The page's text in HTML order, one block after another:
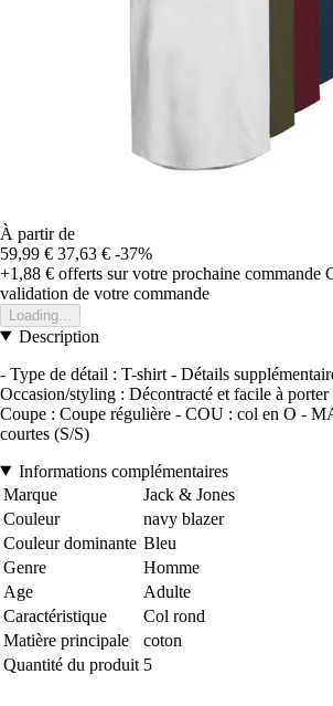
À partir de
59,99 € 37,63 € -37%
+1,88 € offerts sur votre prochaine commande
validation de votre commande
Loading...
Description
- Type de détail : T-shirt - Détails
Occasion/styling : Décontracté et facile à
Coupe : Coupe régulière - COU : col en O -
courtes (S/S)
Informations complémentaires
Marque
Jack & Jones
Couleur
navy blazer
Couleur dominante Bleu
Genre
Homme
Age
Adulte
Caractéristique
Col rond
Matière principale
coton
Quantité du produit 5